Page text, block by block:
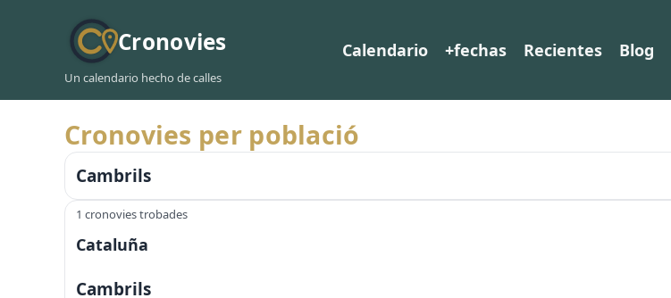
Cronovies
Un calendario hecho de calles
Calendario +fechas Recientes Blog
Cronovies per població
Cambrils
1 cronovies trobades
Cataluña
Cambrils